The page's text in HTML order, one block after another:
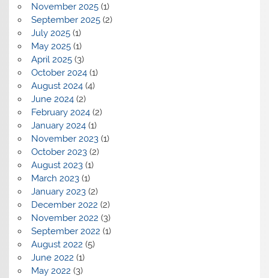
November 2025(1)
September 2025(2)
July 2025(1)
May 2025(1)
April 2025(3)
October 2024(1)
August 2024(4)
June 2024(2)
February 2024(2)
January 2024(1)
November 2023(1)
October 2023(2)
August 2023(1)
March 2023(1)
January 2023(2)
December 2022 (2)
November 2022 (3)
September 2022 (1)
August 2022 (5)
June 2022 (1)
May 2022 (3)